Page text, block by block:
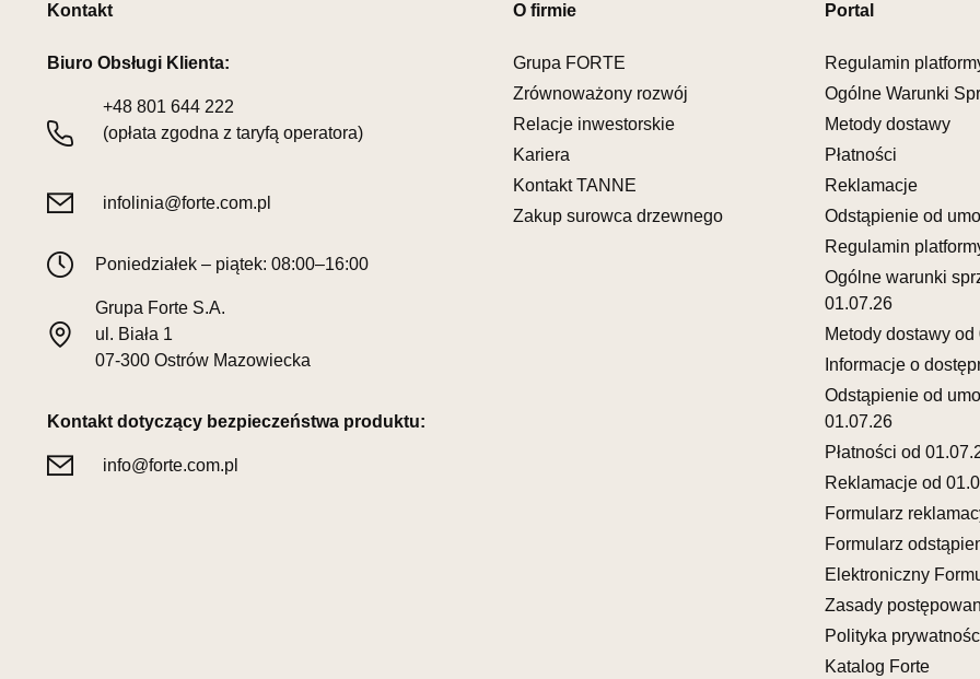
Nr tel.67-
Godziny
Pn-Pt:
SALON
Nr tel.
Godziny
Pn-Pt:
SALON
64-980
Nr tel.67-
Adres e-
Pn-Pt:
SALON
Salon
Kontakt
Biuro Obsługi Klienta:
+48 801 644 222
(opłata zgodna z taryfą operatora)
infolinia@forte.com.pl
Poniedziałek – piątek: 08:00–16:00
Grupa Forte S.A.
ul. Biała 1
07-300 Ostrów Mazowiecka
Kontakt dotyczący bezpieczeństwa produktu:
info@forte.com.pl
O firmie
Grupa FORTE
Zrównoważony rozwój
Relacje inwestorskie
Kariera
Kontakt TANNE
Zakup surowca drzewnego
Portal
Regulamin
Ogólne Warunki
Metody dostawy
Płatności
Reklamacje
Odstąpienie od
Regulamin
Ogólne warunki
01.07.26
Metody dostawy od
Informacje o
Odstąpienie od
01.07.26
Płatności od
Reklamacje od
Formularz
Formularz
Elektroniczny
Zasady
Polityka
Katalog Forte